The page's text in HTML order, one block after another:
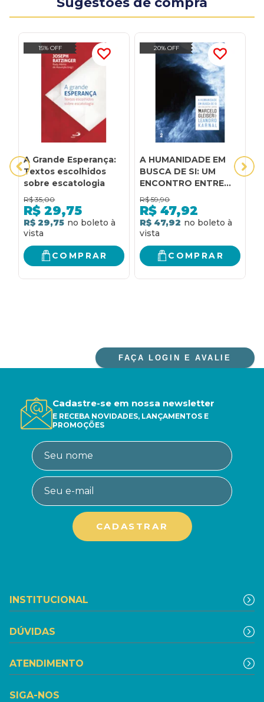
15% OFF
A Grande Esperança:
Textos escolhidos
sobre escatologia
R$ 35,00
R$ 29,75
R$ 29,75
COMPRAR
20% OFF
A HUMANIDADE EM
BUSCA DE SI: UM
ENCONTRO ENTRE
MARCELO GLEISER E
LEANDRO KARNAL
R$ 59,90
R$ 47,92
R$ 47,92
COMPRAR
FAÇA LOGIN E AVALIE
Cadastre-se em nossa newsletter
E RECEBA NOVIDADES, LANÇAMENTOS E
PROMOÇÕES
INSTITUCIONAL
DÚVIDAS
ATENDIMENTO
SIGA-NOS